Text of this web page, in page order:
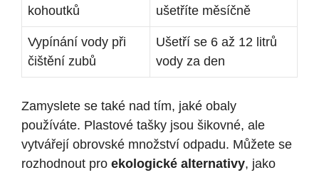
kohoutků
ušetříte měsíčně
Vypínání vody při
čištění zubů
Ušetří se 6 až 12 litrů
vody za den
Zamyslete se také nad tím, jaké obaly
používáte. Plastové tašky jsou šikovné, ale
vytvářejí obrovské množství odpadu. Můžete se
rozhodnout pro ekologické alternativy, jako